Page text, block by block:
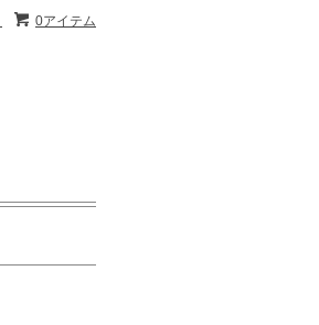
0アイテム